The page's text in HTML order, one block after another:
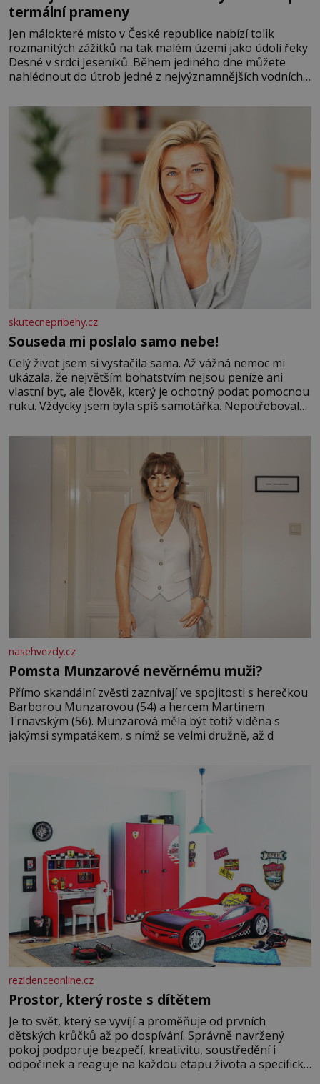
termální prameny
Jen málokteré místo v České republice nabízí tolik
rozmanitých zážitků na tak malém území jako údolí řeky
Desné v srdci Jeseníků. Během jediného dne můžete
nahlédnout do útrob jedné z nejvýznamnějších vodních
se na koloběžce a den zakončit poznáváním památek ve
Velkých Losinách nebo v termálním
skutecnepribehy.cz
Souseda mi poslalo samo nebe!
Celý život jsem si vystačila sama. Až vážná nemoc mi
ukázala, že největším bohatstvím nejsou peníze ani
vlastní byt, ale člověk, který je ochotný podat pomocnou
ruku. Vždycky jsem byla spíš samotářka. Nepotřebovala
mi knihy, práce a hlavně klid. Hned po studiích jsem
nasehvezdy.cz
Pomsta Munzarové nevěrnému muži?
Přímo skandální zvěsti zaznívají ve spojitosti s herečkou
Barborou Munzarovou (54) a hercem Martinem
Trnavským (56). Munzarová měla být totiž viděna s
jakýmsi sympaťákem, s nímž se velmi družně, až d
rezidenceonline.cz
Prostor, který roste s dítětem
Je to svět, který se vyvíjí a proměňuje od prvních
dětských krůčků až po dospívání. Správně navržený
pokoj podporuje bezpečí, kreativitu, soustředění i
odpočinek a reaguje na každou etapu života a specifické